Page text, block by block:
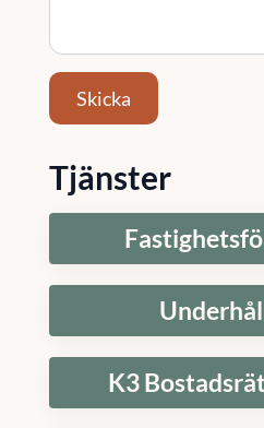
Skicka
Tjänster
K3